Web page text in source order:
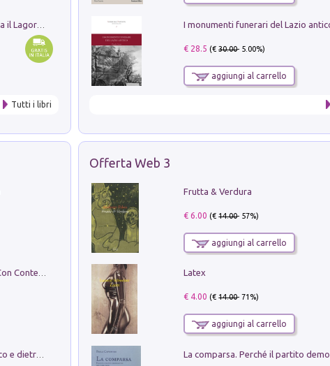
Pastori. Sguardi contemporanei tra il Lagorai e la pianura. Ediz. illustrata
Tutti i libri
€ 28.5 (€30.00- 5.00%)
aggiungi al carrello
in alto! Livello A1. Con CD-Audio. Con Contenuto digitale per accesso on line
Conte e Mattarella. Sul palcoscenico e dietro le quinte del Quirinale. Un racconto sulle istituzioni
Offerta Web 3
Frutta & Verdura
€ 6.00 (€14.00- 57%)
aggiungi al carrello
Latex
€ 4.00 (€14.00- 71%)
aggiungi al carrello